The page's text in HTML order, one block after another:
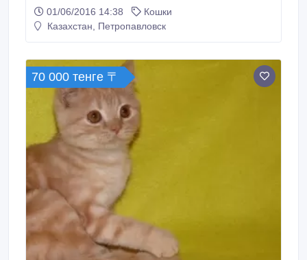
01/06/2016 14:38
Кошки
Казахстан, Петропавловск
70 000 тенге 〒